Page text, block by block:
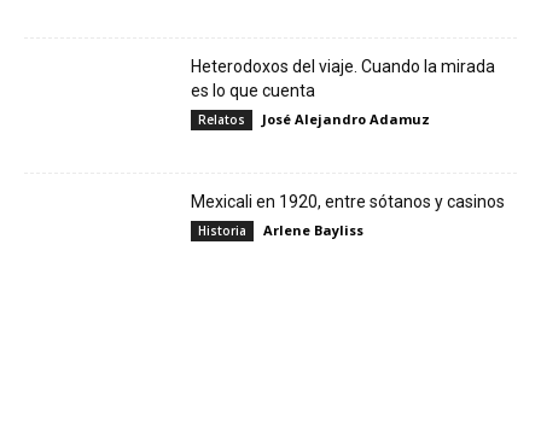
Heterodoxos del viaje. Cuando la mirada
es lo que cuenta
Relatos José Alejandro Adamuz
Mexicali en 1920, entre sótanos y casinos
Historia Arlene Bayliss